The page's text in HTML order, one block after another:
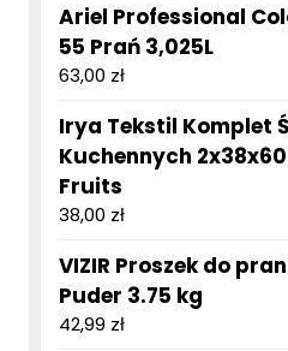
Ariel Professional
55 Prań 3,025L
63,00 zł
Irya Tekstil Komplet
Kuchennych
Fruits
38,00 zł
VIZIR Proszek do
Puder 3.75 kg
42,99 zł